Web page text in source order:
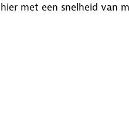
met een snelheid van